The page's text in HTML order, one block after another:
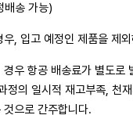
배송 가능)
, 입고 예정인 제품을 제
우 항공 배송료가 별도로
정의 일시적 재고부족, 천
으로 간주합니다.